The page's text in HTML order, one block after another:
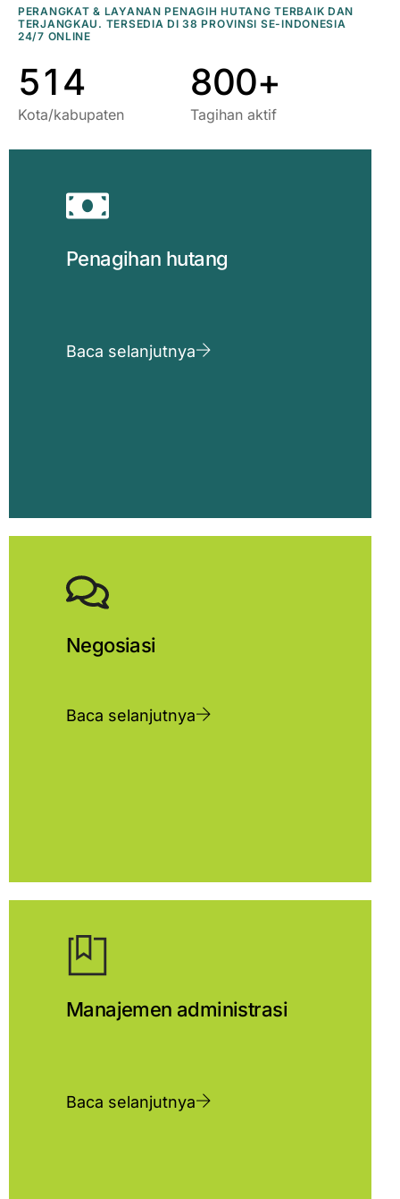
PERANGKAT & LAYANAN PENAGIH HUTANG TERBAIK DAN
TERJANGKAU. TERSEDIA DI 38 PROVINSI SE-INDONESIA
24/7 ONLINE
3
4
5
9
0
1
2
3
4
Kota/kabupaten
6
8
8
0
8
0+
Tagihan aktif
Penagihan hutang
Baca selanjutnya
Negosiasi
Baca selanjutnya
Manajemen administrasi
Baca selanjutnya